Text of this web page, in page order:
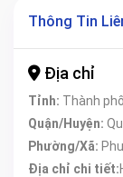
Thông Tin
Địa chỉ
Tỉnh: Thành
Quận/Huyện:
Phường/Xã:
Địa chỉ chi tiết: